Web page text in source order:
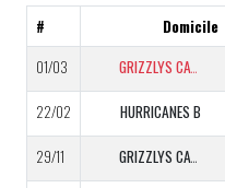
# Domicile
01/03
GRIZZLYS CATALANS B
22/02 HURRICANES B
29/11 GRIZZLYS CATALANS B